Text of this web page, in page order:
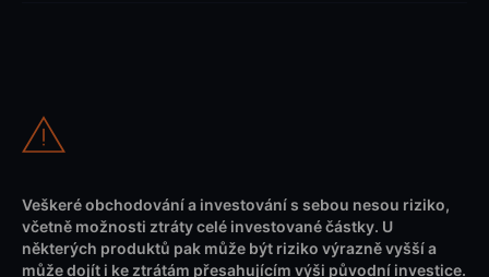
Veškeré obchodování a investování s sebou nesou riziko,
včetně možnosti ztráty celé investované částky. U
některých produktů pak může být riziko výrazně vyšší a
může dojít i ke ztrátám přesahujícím výši původní investice.